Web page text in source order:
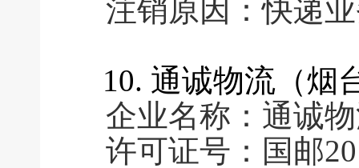
注销原因：快递
10. 通诚物流（烟
企业名称：通诚
许可证号：国邮